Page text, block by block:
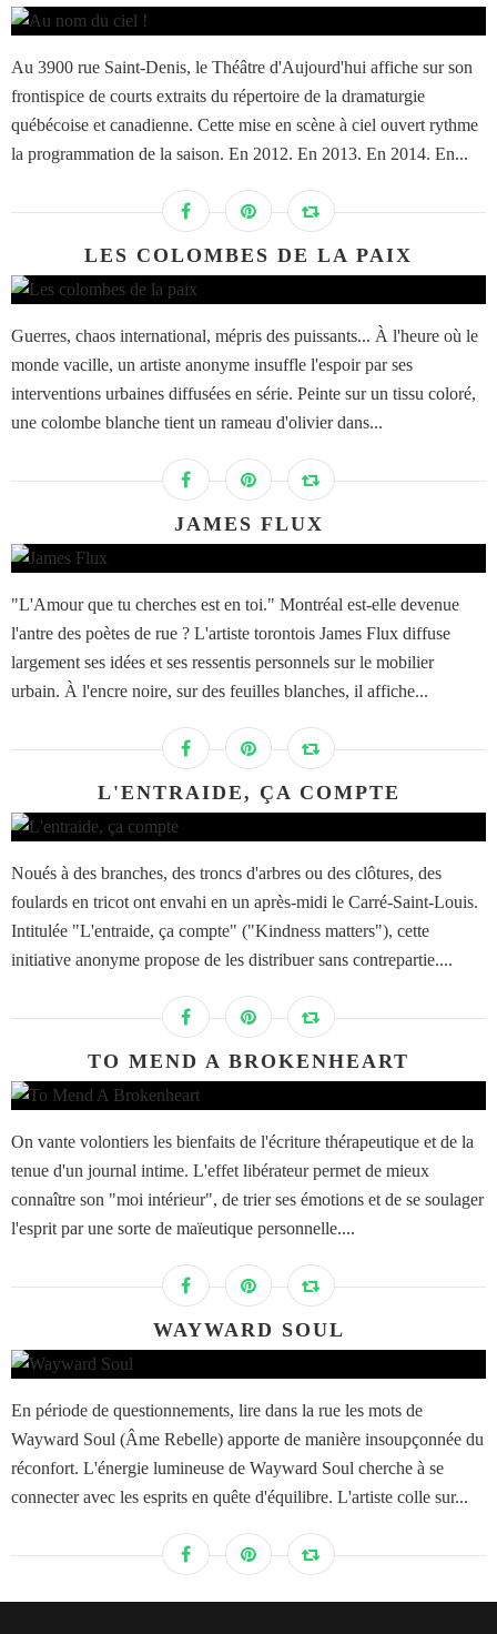
Au 3900 rue Saint-Denis, le Théâtre d'Aujourd'hui affiche sur son
frontispice de courts extraits du répertoire de la dramaturgie
québécoise et canadienne. Cette mise en scène à ciel ouvert rythme
la programmation de la saison. En 2012. En 2013. En 2014. En...
LES COLOMBES DE LA PAIX
Guerres, chaos international, mépris des puissants... À l'heure où le
monde vacille, un artiste anonyme insuffle l'espoir par ses
interventions urbaines diffusées en série. Peinte sur un tissu coloré,
une colombe blanche tient un rameau d'olivier dans...
JAMES FLUX
"L'Amour que tu cherches est en toi." Montréal est-elle devenue
l'antre des poètes de rue ? L'artiste torontois James Flux diffuse
largement ses idées et ses ressentis personnels sur le mobilier
urbain. À l'encre noire, sur des feuilles blanches, il affiche...
L'ENTRAIDE, ÇA COMPTE
Noués à des branches, des troncs d'arbres ou des clôtures, des
foulards en tricot ont envahi en un après-midi le Carré-Saint-Louis.
Intitulée "L'entraide, ça compte" ("Kindness matters"), cette
initiative anonyme propose de les distribuer sans contrepartie....
TO MEND A BROKENHEART
On vante volontiers les bienfaits de l'écriture thérapeutique et de la
tenue d'un journal intime. L'effet libérateur permet de mieux
connaître son "moi intérieur", de trier ses émotions et de se soulager
l'esprit par une sorte de maïeutique personnelle....
WAYWARD SOUL
En période de questionnements, lire dans la rue les mots de
Wayward Soul (Âme Rebelle) apporte de manière insoupçonnée du
réconfort. L'énergie lumineuse de Wayward Soul cherche à se
connecter avec les esprits en quête d'équilibre. L'artiste colle sur...